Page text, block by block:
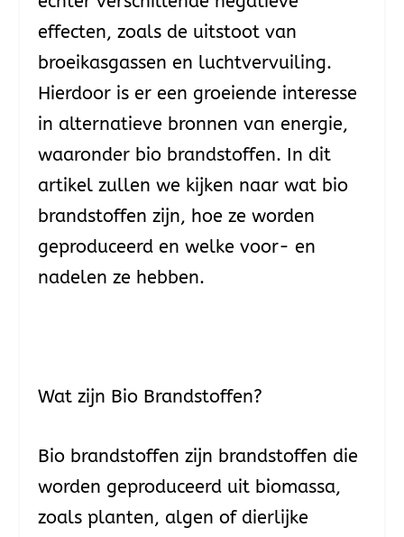
effecten, zoals de uitstoot van
broeikasgassen en luchtvervuiling.
Hierdoor is er een groeiende interesse
in alternatieve bronnen van energie,
waaronder bio brandstoffen. In dit
artikel zullen we kijken naar wat bio
brandstoffen zijn, hoe ze worden
geproduceerd en welke voor- en
nadelen ze hebben.
Wat zijn Bio Brandstoffen?
Bio brandstoffen zijn brandstoffen die
worden geproduceerd uit biomassa,
zoals planten, algen of dierlijke